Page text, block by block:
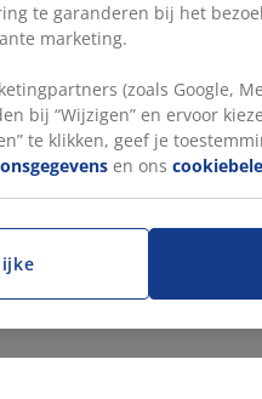
te garanderen bij het
marketing.
(zoals Google,
bij “Wijzigen” en ervoor
te klikken, geef je
en ons